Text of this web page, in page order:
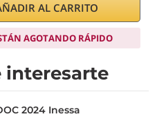
AL CARRITO
AGOTANDO RÁPIDO
interesarte
2024 Inessa